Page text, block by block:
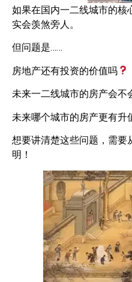
如果在国内一二线城市的核
实会羡煞旁人。
但问题是……
房地产还有投资的价值吗
未来一二线城市的房产会不
未来哪个城市的房产更有升
想要讲清楚这些问题，需要
明！